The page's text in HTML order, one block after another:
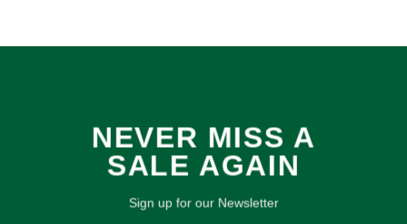
NEVER MISS A
SALE AGAIN
Sign up for our Newsletter